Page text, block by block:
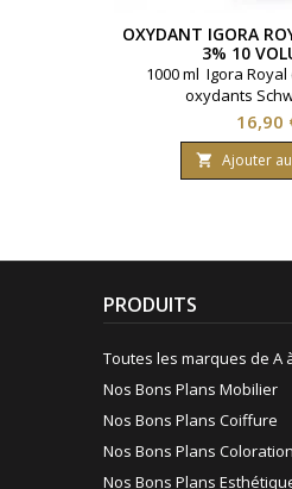
OXYDANT IGORA
3% 10
1000 ml Igora
oxydants
Prix
16,90
 Ajouter
PRODUITS
Toutes les marques de A
Nos Bons Plans Mobilier
Nos Bons Plans Coiffure
Nos Bons Plans
Nos Bons Plans